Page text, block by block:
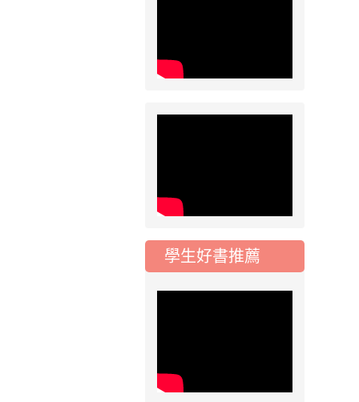
選人政見發表會
2026-08-05
2026-07-31
公告
學校對面建案申請8
月份「施工車輛臨
停」一案，請各位用
路人留意
梅區代表選手 集訓及
比賽通知
學生好書推薦